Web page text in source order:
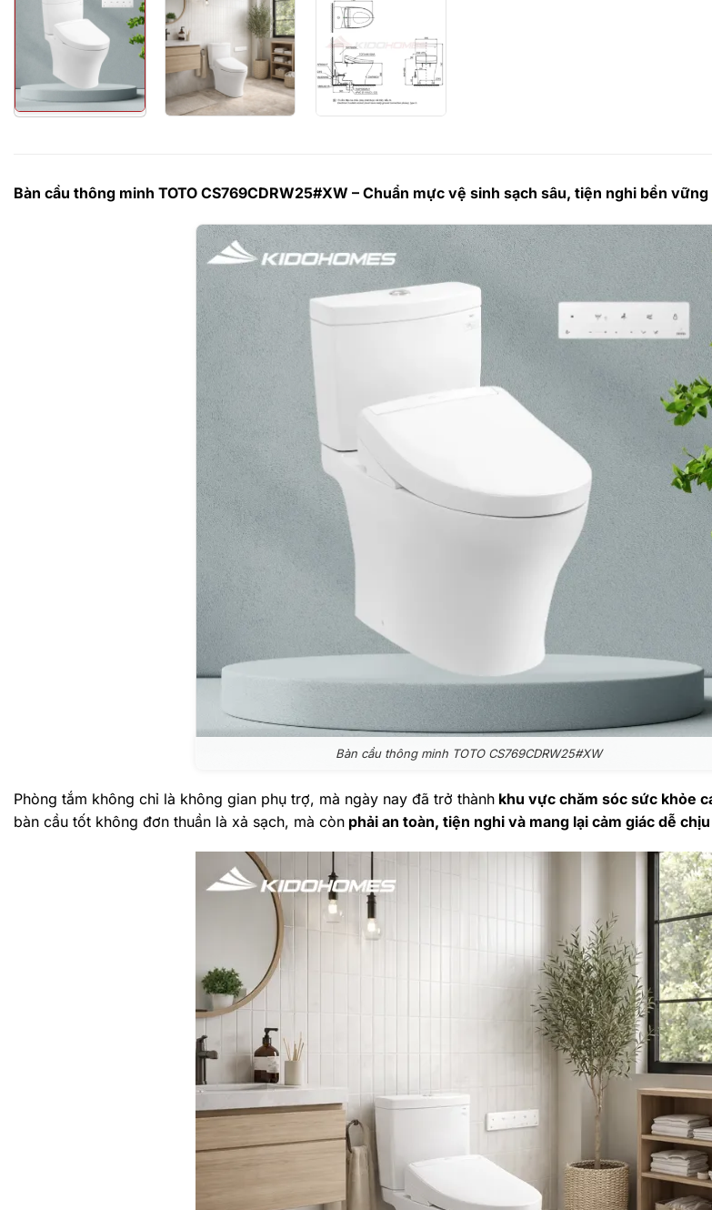
Bàn cầu thông minh TOTO CS769CDRW25#XW – Chuẩn mực vệ sinh sạch sâu, tiện nghi bền
Bàn cầu thông minh TOTO CS769CDRW25#XW
Phòng tắm không chỉ là không gian phụ trợ, mà ngày nay đã trở thành khu vực chăm sóc sức khỏe
bàn cầu tốt không đơn thuần là xả sạch, mà còn phải an toàn, tiện nghi và mang lại cảm giác dễ